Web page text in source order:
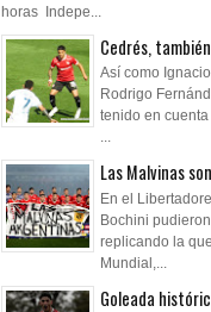
horas Indepe...
Cedrés,
Así como
Rodrigo
tenido en
...
Las Malvinas
En el
Bochini
replicando la
Mundial,...
Goleada